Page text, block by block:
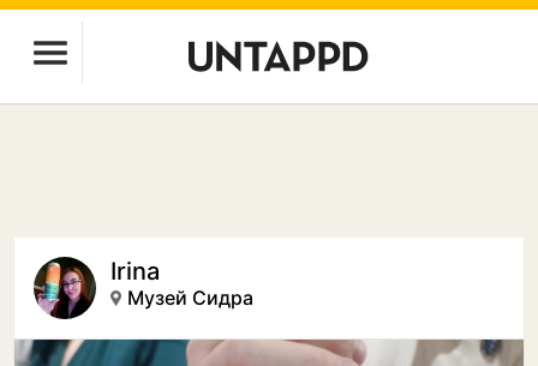
Irina
Музей Сидра